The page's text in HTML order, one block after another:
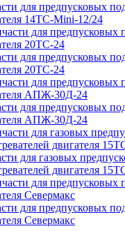
для предпусковых
14ТС-Mini-12/24
для предпусковых
20ТС-24
для предпусковых
АПЖ-30Д-24
для газовых
двигателя
для предпусковых
Севермакс